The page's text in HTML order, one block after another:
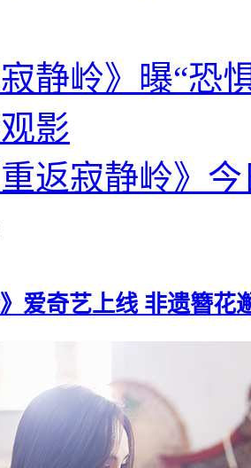
寂静岭》曝“恐
影
返寂静岭》
》爱奇艺上线 非遗簪花